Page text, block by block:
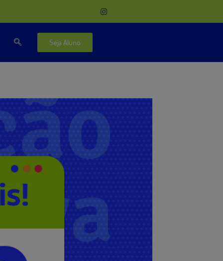
Seja Aluno